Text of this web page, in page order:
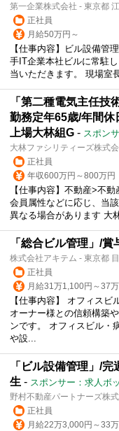
第一企業株式会社 - 東京都
正社員
月給50万円～
【仕事内容】ビル設備管
手IT企業本社ビルに常駐
当いただきます。 現場室
「第二種電気主任技
勤務定年65歳/年間休
上場大林組G - スポン
大林ファシリティーズ株式
正社員
年収600万円～800万円
【仕事内容】不動産>不
会員属性などに応じ、当
異なる場合があります 大
「総合ビル管理」/賞
株式会社アキテム - 東京都
正社員
月給31万1,100円～37
【仕事内容】 オフィスビ
オーナー様との信頼構築
ンです。 オフィスビル・
や設...
「ビル設備管理」/
生 - スポンサー：求人ボ
野村不動産パートナーズ株
正社員
月給22万3,000円～33